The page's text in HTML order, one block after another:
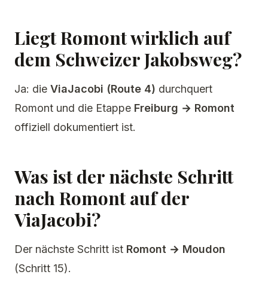
Liegt Romont wirklich auf
dem Schweizer Jakobsweg?
Ja: die ViaJacobi (Route 4) durchquert
Romont und die Etappe Freiburg → Romont
offiziell dokumentiert ist.
Was ist der nächste Schritt
nach Romont auf der
ViaJacobi?
Der nächste Schritt ist Romont → Moudon
(Schritt 15).